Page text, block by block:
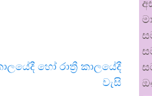
හෝ රාත්‍රී කාලයේදී
වැසි